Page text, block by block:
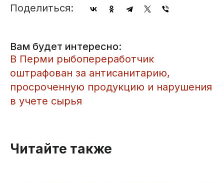
Поделиться:
Вам будет интересно:
​В Перми рыбопереработчик
оштрафован за антисанитарию,
просроченную продукцию и нарушения
в учете сырья
Читайте также